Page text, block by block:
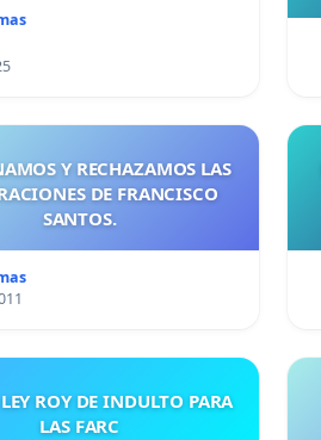
Y RECHAZAMOS LAS
DE FRANCISCO
SANTOS.
ROY DE INDULTO PARA
LAS FARC